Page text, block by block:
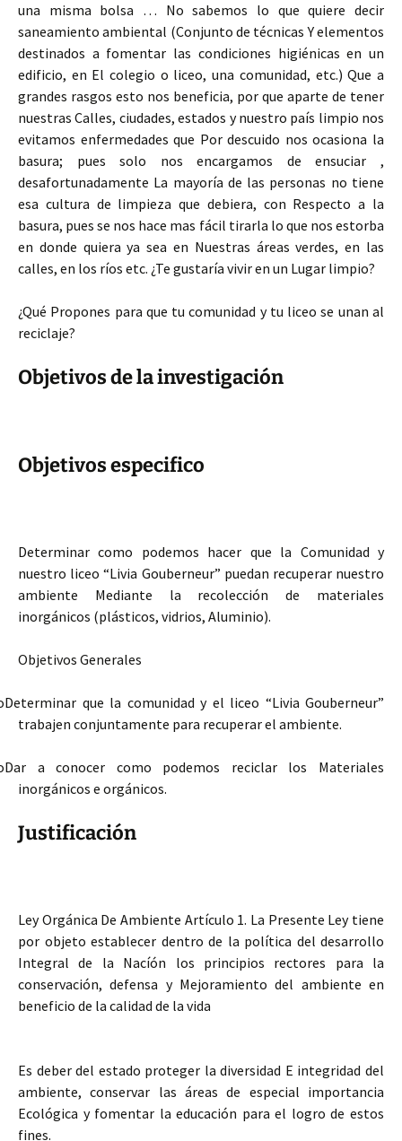
una misma bolsa … No sabemos lo que quiere decir
saneamiento ambiental (Conjunto de técnicas Y elementos
destinados a fomentar las condiciones higiénicas en un
edificio, en El colegio o liceo, una comunidad, etc.) Que a
grandes rasgos esto nos beneficia, por que aparte de tener
nuestras Calles, ciudades, estados y nuestro país limpio nos
evitamos enfermedades que Por descuido nos ocasiona la
basura; pues solo nos encargamos de ensuciar ,
desafortunadamente La mayoría de las personas no tiene
esa cultura de limpieza que debiera, con Respecto a la
basura, pues se nos hace mas fácil tirarla lo que nos estorba
en donde quiera ya sea en Nuestras áreas verdes, en las
calles, en los ríos etc. ¿Te gustaría vivir en un Lugar limpio?
¿Qué Propones para que tu comunidad y tu liceo se unan al
reciclaje?
Objetivos de la investigación
Objetivos especifico
Determinar como podemos hacer que la Comunidad y
nuestro liceo “Livia Gouberneur” puedan recuperar nuestro
ambiente Mediante la recolección de materiales
inorgánicos (plásticos, vidrios, Aluminio).
Objetivos Generales
Determinar que la comunidad y el liceo “Livia Gouberneur”
trabajen conjuntamente para recuperar el ambiente.
Dar a conocer como podemos reciclar los Materiales
inorgánicos e orgánicos.
Justificación
Ley Orgánica De Ambiente Artículo 1. La Presente Ley tiene
por objeto establecer dentro de la política del desarrollo
Integral de la Nacíón los principios rectores para la
conservación, defensa y Mejoramiento del ambiente en
beneficio de la calidad de la vida
Es deber del estado proteger la diversidad E integridad del
ambiente, conservar las áreas de especial importancia
Ecológica y fomentar la educación para el logro de estos
fines.